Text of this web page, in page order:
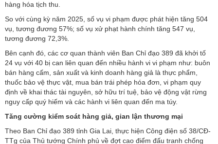
hàng hóa tịch thu.
So với cùng kỳ năm 2025, số vụ vi phạm được phát hiện tăng 504
vụ, tương đương 57%; số vụ xử phạt hành chính tăng 547 vụ,
tương đương 72,3%.
Bên cạnh đó, các cơ quan thành viên Ban Chỉ đạo 389 đã khởi tố
24 vụ với 40 bị can liên quan đến nhiều hành vi vi phạm như: buôn
bán hàng cấm, sản xuất và kinh doanh hàng giả là thực phẩm,
thuốc bảo vệ thực vật, mua bán trái phép hóa đơn, vi phạm quy
định về khai thác tài nguyên, sở hữu trí tuệ, bảo vệ động vật rừng
nguy cấp quý hiếm và các hành vi liên quan đến ma túy.
Tăng cường kiểm soát hàng giả, gian lận thương mại
Theo Ban Chỉ đạo 389 tỉnh Gia Lai, thực hiện Công điện số 38/CĐ-
TTg của Thủ tướng Chính phủ về đợt cao điểm đấu tranh chống